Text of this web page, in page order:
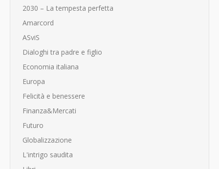
2030 – La tempesta perfetta
Amarcord
ASviS
Dialoghi tra padre e figlio
Economia italiana
Europa
Felicità e benessere
Finanza&Mercati
Futuro
Globalizzazione
L'intrigo saudita